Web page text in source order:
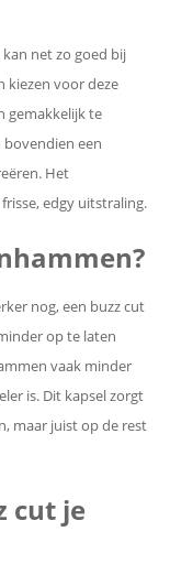
net zo goed bij
kiezen voor deze
gemakkelijk te
een
Het
edgy uitstraling.
nog, een buzz cut
op te laten
vaak minder
is. Dit kapsel zorgt
maar juist op de rest
cut je